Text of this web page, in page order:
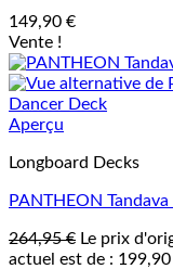
149,90 €
Vente !
Aperçu
Longboard Decks
PANTHEON
264,95€ Le prix
actuel est de : 199,90